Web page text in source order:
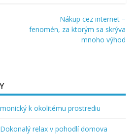
Nákup cez internet –
fenomén, za ktorým sa skrýva
mnoho výhod
k okolitému prostrediu
relax v pohodlí domova